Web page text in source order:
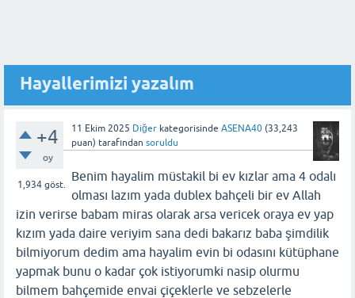
Hayallerimizi yazalım
+4
oy
1,934 göst.
11 Ekim 2025 Diğer kategorisinde ASENA40 (33,243
puan) tarafından soruldu
Benim hayalim müstakil bi ev kızlar ama 4 odalı
olması lazım yada dublex bahçeli bir ev Allah
izin verirse babam miras olarak arsa vericek oraya ev yap
kızım yada daire veriyim sana dedi bakarız baba şimdilik
bilmiyorum dedim ama hayalim evin bi odasını kütüphane
yapmak bunu o kadar çok istiyorumki nasip olurmu
bilmem bahçemide envai çiçeklerle ve sebzelerle